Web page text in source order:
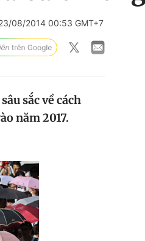
08/2014 00:53 GMT+7
sắc về cách
năm 2017.